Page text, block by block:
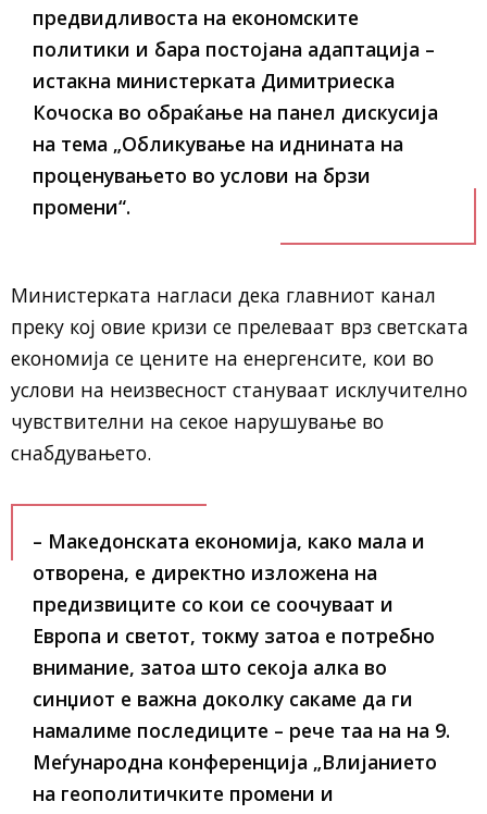
предвидливоста на економските
политики и бара постојана адаптација –
истакна министерката Димитриеска
Кочоска во обраќање на панел дискусија
на тема „Обликување на иднината на
проценувањето во услови на брзи
промени“.
Министерката нагласи дека главниот канал
преку кој овие кризи се прелеваат врз светската
економија се цените на енергенсите, кои во
услови на неизвесност стануваат исклучително
чувствителни на секое нарушување во
снабдувањето.
– Македонската економија, како мала и
отворена, е директно изложена на
предизвиците со кои се соочуваат и
Европа и светот, токму затоа е потребно
внимание, затоа што секоја алка во
синџиот е важна доколку сакаме да ги
намалиме последиците – рече таа на на 9.
Меѓународна конференција „Влијанието
на геополитичките промени и